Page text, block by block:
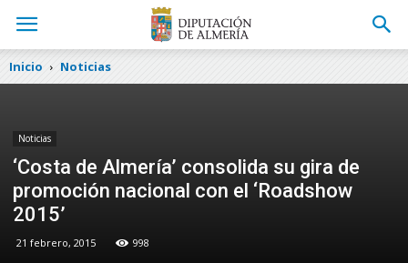
Inicio Noticias
Noticias
‘Costa de Almería’ consolida su gira de
promoción nacional con el ‘Roadshow
2015’
21 febrero, 2015 998